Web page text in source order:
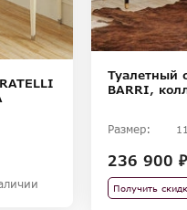
Туалетный
BARRI,
Размер:
236 900 ₽
Получить